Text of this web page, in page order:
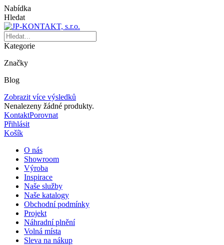
Nabídka
Hledat
Kategorie
Značky
Blog
Zobrazit více výsledků
Nenalezeny žádné produkty.
KontaktPorovnat
Přihlásit
Košík
O nás
Showroom
Výroba
Inspirace
Naše služby
Naše katalogy
Obchodní podmínky
Projekt
Náhradní plnění
Volná místa
Sleva na nákup